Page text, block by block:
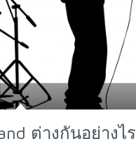
ต่างกันอย่างไร